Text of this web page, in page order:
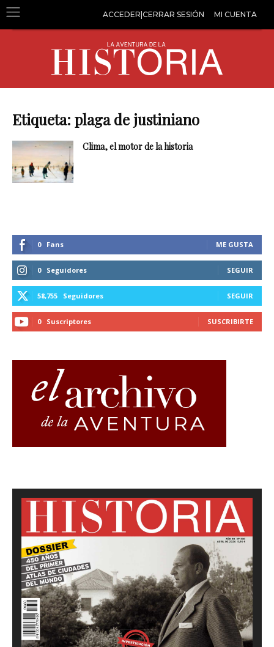
ACCEDER|CERRAR SESIÓN MI CUENTA
Etiqueta: plaga de justiniano
Clima, el motor de la historia
0 Fans ME GUSTA
0 Seguidores SEGUIR
58,755 Seguidores SEGUIR
0 Suscriptores SUSCRIBIRTE